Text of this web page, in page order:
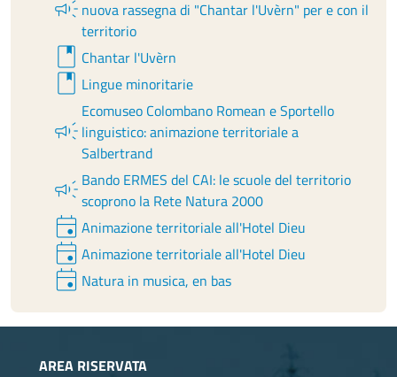
campaign nuova rassegna di "Chantar l'Uvèrn" per e con il
territorio
book Chantar l'Uvèrn
book Lingue minoritarie
campaign
Ecomuseo Colombano Romean e Sportello
linguistico: animazione territoriale a
Salbertrand
campaign Bando ERMES del CAI: le scuole del territorio
scoprono la Rete Natura 2000
event Animazione territoriale all'Hotel Dieu
event Animazione territoriale all'Hotel Dieu
event Natura in musica, en bas
AREA RISERVATA